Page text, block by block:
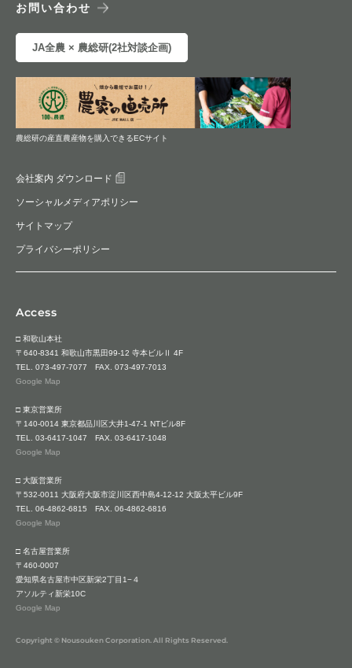
お問い合わせ
JA全農 × 農総研(2社対談企画)
農総研の産直農産物を購入できるECサイト
会社案内 ダウンロード
ソーシャルメディアポリシー
サイトマップ
プライバシーポリシー
Access
□ 和歌山本社
〒640-8341 和歌山市黒田99-12 寺本ビルⅡ 4F
TEL. 073-497-7077 FAX. 073-497-7013
Google Map
□ 東京営業所
〒140-0014 東京都品川区大井1-47-1 NTビル8F
TEL. 03-6417-1047 FAX. 03-6417-1048
Google Map
□ 大阪営業所
〒532-0011 大阪府大阪市淀川区西中島4-12-12 大阪太平ビル9F
TEL. 06-4862-6815 FAX. 06-4862-6816
Google Map
□ 名古屋営業所
〒460-0007
愛知県名古屋市中区新栄2丁目1−４
アソルティ新栄10C
Google Map
Copyright © Nousouken Corporation. All Rights Reserved.